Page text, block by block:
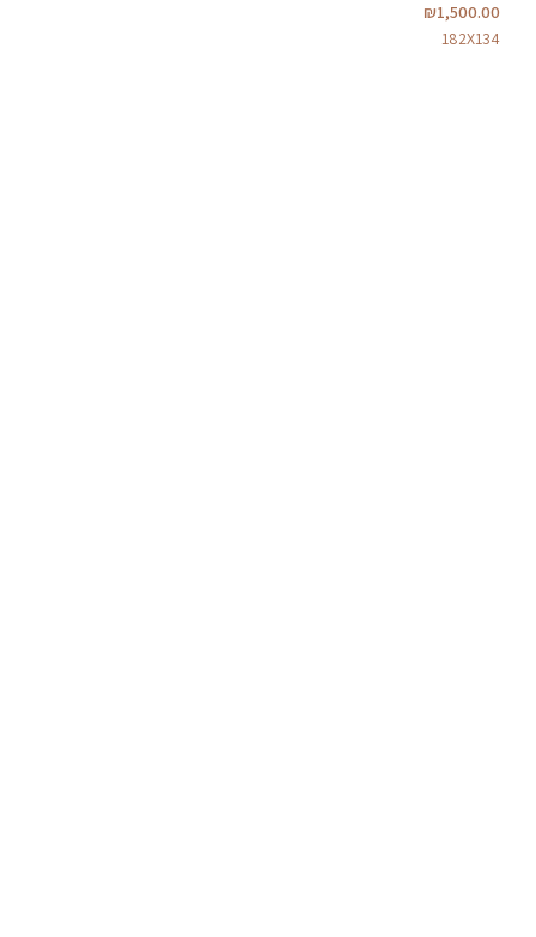
₪1,500.00
182X134